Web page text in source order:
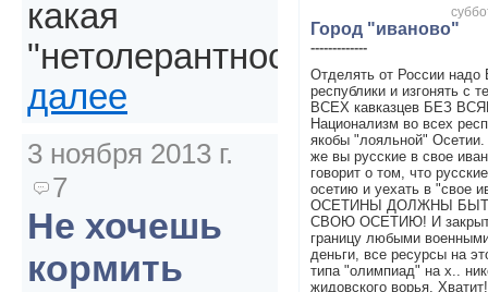
Город "иваново"
-------------
Отделять от России надо
республики и изгонять с
ВСЕХ кавказцев БЕЗ
Национализм во всех
якобы "лояльной"
же вы русские в свое
говорит о том, что
осетию и уехать в "свое
ОСЕТИНЫ ДОЛЖНЫ
СВОЮ ОСЕТИЮ! И
границу любыми
деньги, все ресурсы на
типа "олимпиад" на х..
жидовского ворья.
какая
"нетолерантность".
далее
3 ноября 2013 г.
7
Не хочешь
кормить